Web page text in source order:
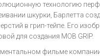
технологию
шкурки, Барлетта
в грип-тейпе. Его
для создания MOB GRIP.
фильме